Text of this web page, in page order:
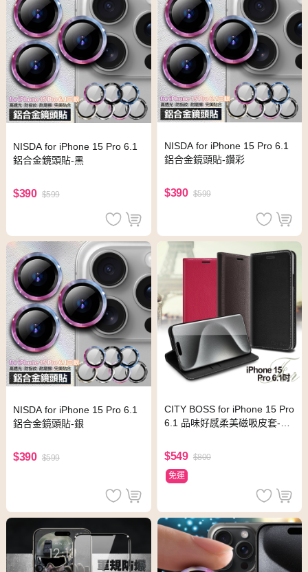
NISDA for iPhone 15 Pro 6.1
鋁合金鏡頭貼-黑
$390 $599
NISDA for iPhone 15 Pro 6.1
鋁合金鏡頭貼-鑽彩
$390 $599
NISDA for iPhone 15 Pro 6.1
鋁合金鏡頭貼-銀
$390 $599
CITY BOSS for iPhone 15 Pro
6.1 品味好感柔美磁吸皮套-桃
$549 $800
免運